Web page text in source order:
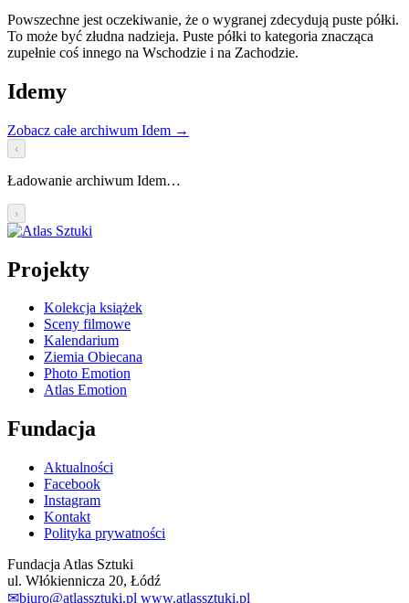
Powszechne jest oczekiwanie, że o wygranej zdecydują puste półki.
To może być złudna nadzieja. Puste półki to kategoria znacząca
zupełnie coś innego na Wschodzie i na Zachodzie.
Idemy
Zobacz całe archiwum Idem →
‹
Ładowanie archiwum Idem…
›
Projekty
Kolekcja książek
Sceny filmowe
Kalendarium
Ziemia Obiecana
Photo Emotion
Atlas Emotion
Fundacja
Aktualności
Facebook
Instagram
Kontakt
Polityka prywatności
Fundacja Atlas Sztuki
ul. Włókiennicza 20, Łódź
✉biuro@atlassztuki.pl www.atlassztuki.pl